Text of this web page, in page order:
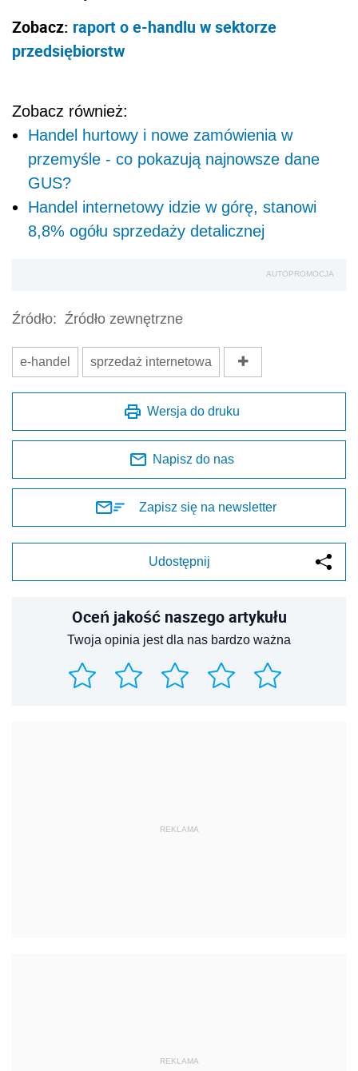
Zobacz: raport o e-handlu w sektorze
przedsiębiorstw
Zobacz również:
Handel hurtowy i nowe zamówienia w
przemyśle - co pokazują najnowsze dane
GUS?
Handel internetowy idzie w górę, stanowi
8,8% ogółu sprzedaży detalicznej
AUTOPROMOCJA
Źródło: Źródło zewnętrzne
e-handel sprzedaż internetowa
Wersja do druku
Napisz do nas
Zapisz się na newsletter
Udostępnij
Oceń jakość naszego artykułu
Twoja opinia jest dla nas bardzo ważna
REKLAMA
REKLAMA